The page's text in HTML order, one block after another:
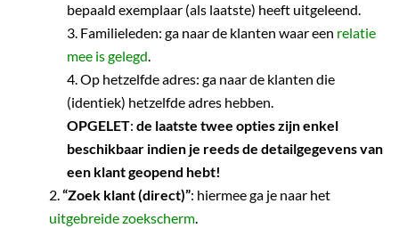
bepaald exemplaar (als laatste) heeft uitgeleend.
Familieleden: ga naar de klanten waar een relatie
mee is gelegd.
Op hetzelfde adres: ga naar de klanten die
(identiek) hetzelfde adres hebben.
OPGELET: de laatste twee opties zijn enkel
beschikbaar indien je reeds de detailgegevens van
een klant geopend hebt!
“Zoek klant (direct)”: hiermee ga je naar het
uitgebreide zoekscherm.